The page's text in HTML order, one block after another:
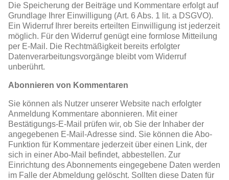
Die Speicherung der Beiträge und Kommentare erfolgt auf
Grundlage Ihrer Einwilligung (Art. 6 Abs. 1 lit. a DSGVO).
Ein Widerruf Ihrer bereits erteilten Einwilligung ist jederzeit
möglich. Für den Widerruf genügt eine formlose Mitteilung
per E-Mail. Die Rechtmäßigkeit bereits erfolgter
Datenverarbeitungsvorgänge bleibt vom Widerruf
unberührt.
Abonnieren von Kommentaren
Sie können als Nutzer unserer Website nach erfolgter
Anmeldung Kommentare abonnieren. Mit einer
Bestätigungs-E-Mail prüfen wir, ob Sie der Inhaber der
angegebenen E-Mail-Adresse sind. Sie können die Abo-
Funktion für Kommentare jederzeit über einen Link, der
sich in einer Abo-Mail befindet, abbestellen. Zur
Einrichtung des Abonnements eingegebene Daten werden
im Falle der Abmeldung gelöscht. Sollten diese Daten für